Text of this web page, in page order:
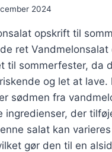
2024
opskrift til
ret Vandmelonsalat
til sommerfester, da
og let at lave.
sødmen fra
ingredienser, der
salat kan
gør den til en